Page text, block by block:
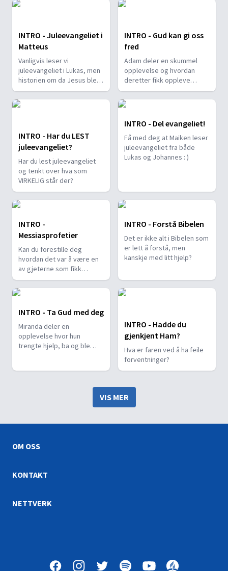
INTRO - Juleevangeliet i
Matteus
Vanligvis leser vi
juleevangeliet i Lukas, men
historien om da Jesus ble
født er også beskrevet i
Matteus. Vanja forteller litt
om hvordan Josef
INTRO - Gud kan gi oss
fred
Adam deler en skummel
opplevelse og hvordan
deretter fikk oppleve
følelsen av trygghet.
INTRO - Har du LEST
juleevangeliet?
Har du lest juleevangeliet
og tenkt over hva som
VIRKELIG står der?
INTRO - Del evangeliet!
Få med deg at Maiken leser
juleevangeliet fra både
Lukas og Johannes : )
INTRO -
Messiasprofetier
Kan du forestille deg
hvordan det var å være en
av gjeterne som fikk
beskjed fra engelen om at
en redningsmann var født?
INTRO - Forstå Bibelen
Det er ikke alt i Bibelen som
er lett å forstå, men
kanskje med litt hjelp?
INTRO - Ta Gud med deg
Miranda deler en
opplevelse hvor hun
trengte hjelp, ba og ble
INTRO - Hadde du
gjenkjent Ham?
Hva er faren ved å ha feile
forventninger?
VIS MER
OM OSS
KONTAKT
NETTVERK